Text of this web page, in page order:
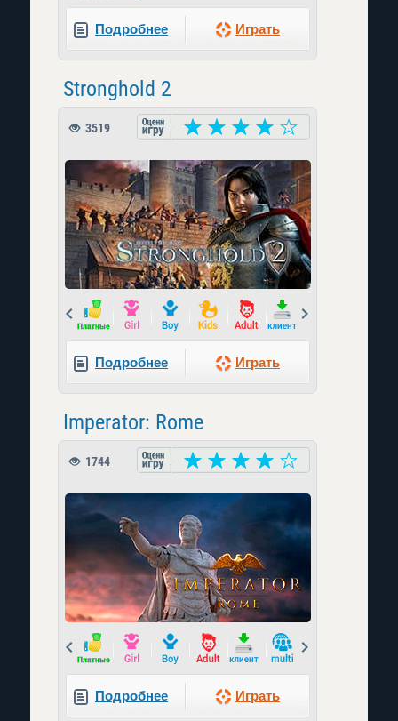
Подробнее Играть
Stronghold 2
3519
Prev
Подробнее Играть
Imperator: Rome
1744
Prev
Подробнее Играть